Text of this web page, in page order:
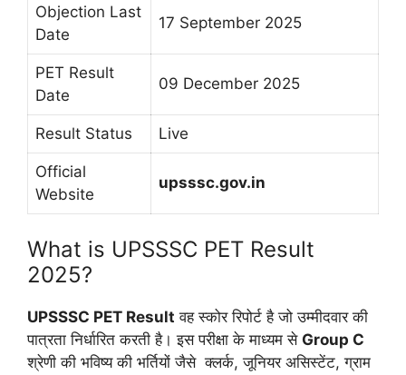
Objection Last
Date
17 September 2025
PET Result
Date
09 December 2025
Result Status Live
Official
Website
upsssc.gov.in
What is UPSSSC PET Result
2025?
UPSSSC PET Result वह स्कोर रिपोर्ट है जो उम्मीदवार की
पात्रता निर्धारित करती है। इस परीक्षा के माध्यम से Group C
श्रेणी की भविष्य की भर्तियों जैसे क्लर्क, जूनियर असिस्टेंट, ग्राम